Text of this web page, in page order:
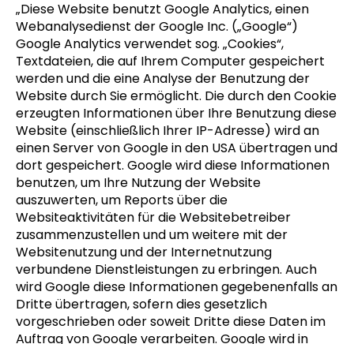
„Diese Website benutzt Google Analytics, einen
Webanalysedienst der Google Inc. („Google“)
Google Analytics verwendet sog. „Cookies“,
Textdateien, die auf Ihrem Computer gespeichert
werden und die eine Analyse der Benutzung der
Website durch Sie ermöglicht. Die durch den Cookie
erzeugten Informationen über Ihre Benutzung diese
Website (einschließlich Ihrer IP-Adresse) wird an
einen Server von Google in den USA übertragen und
dort gespeichert. Google wird diese Informationen
benutzen, um Ihre Nutzung der Website
auszuwerten, um Reports über die
Websiteaktivitäten für die Websitebetreiber
zusammenzustellen und um weitere mit der
Websitenutzung und der Internetnutzung
verbundene Dienstleistungen zu erbringen. Auch
wird Google diese Informationen gegebenenfalls an
Dritte übertragen, sofern dies gesetzlich
vorgeschrieben oder soweit Dritte diese Daten im
Auftrag von Google verarbeiten. Google wird in